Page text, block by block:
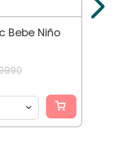
Bebe Niño